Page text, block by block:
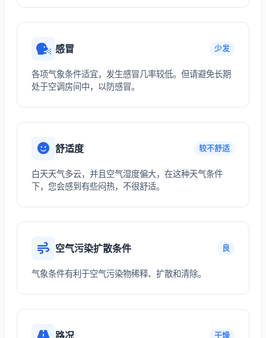
感冒 少发
各项气象条件适宜，发生感冒几率较低。但请避免长期
处于空调房间中，以防感冒。
舒适度 较不舒适
白天天气多云，并且空气湿度偏大，在这种天气条件
下，您会感到有些闷热，不很舒适。
空气污染扩散条件 良
气象条件有利于空气污染物稀释、扩散和清除。
路况 干燥